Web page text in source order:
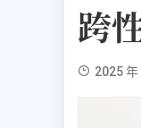
跨
2025 年